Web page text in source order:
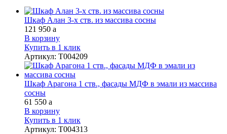
Шкаф Алан 3-х ств. из массива сосны
121 950 a
В корзину
Купить в 1 клик
Артикул: Т004209
Шкаф Арагона 1 ств., фасады МДФ в эмали из массива
сосны
61 550 a
В корзину
Купить в 1 клик
Артикул: Т004313